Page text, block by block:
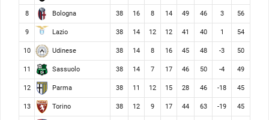
8 Bologna 38 16 8 14 49 46 3 56
9 Lazio 38 14 12 12 41 40 1 54
10 Udinese 38 14 8 16 45 48 -3 50
11 Sassuolo 38 14 7 17 46 50 -4 49
12 Parma 38 11 12 15 28 46 -18 45
13 Torino 38 12 9 17 44 63 -19 45